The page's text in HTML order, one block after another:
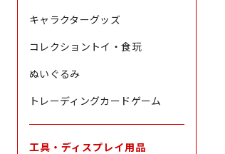
キャラクターグッズ
コレクショントイ・食玩
ぬいぐるみ
トレーディングカードゲーム
工具・ディスプレイ用品